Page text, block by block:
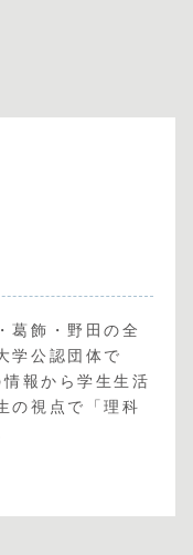
葛飾・野田の全
学公認団体で
報から学生生活
の視点で「理科